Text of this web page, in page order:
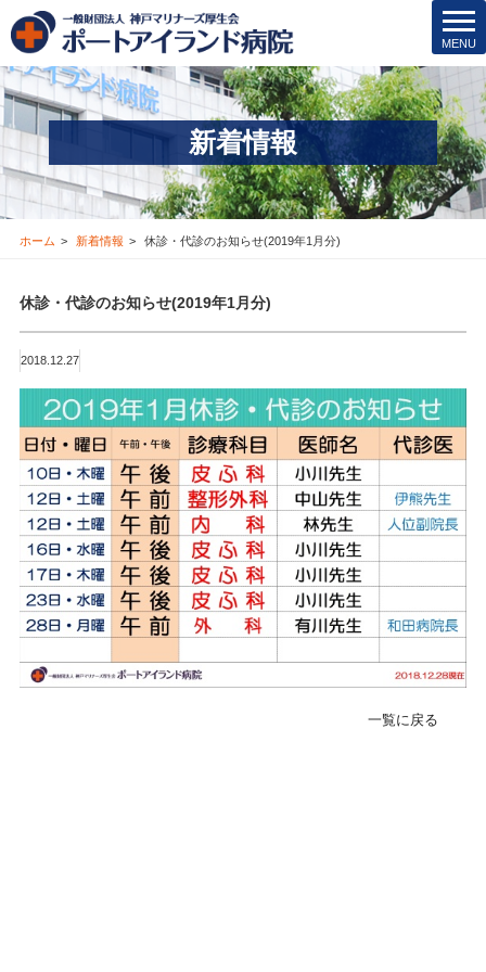
t
o
g
l
e
n
a
v
MENU
院内保育所
医療安全管理･その他
医療機関の方
新着情報
お問合せ
交通アクセス
ブログ
Instagram
緊急･入院24H受付
078-303-6123
転院･入院相談窓口(地域連携室)
078-381-8271
新着情報
ホーム 新着情報 休診・代診のお知らせ(2019年1月分)
休診・代診のお知らせ(2019年1月分)
2018.12.27
一覧に戻る